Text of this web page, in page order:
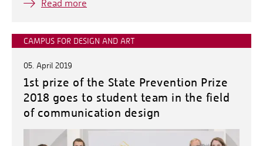
Read more
CAMPUS FOR DESIGN AND ART
05. April 2019
1st prize of the State Prevention Prize
2018 goes to student team in the field
of communication design